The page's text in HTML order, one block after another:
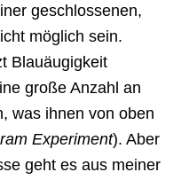
geschlossenen,
möglich sein.
Blauäugigkeit
große Anzahl an
was ihnen von oben
Experiment). Aber
geht es aus meiner